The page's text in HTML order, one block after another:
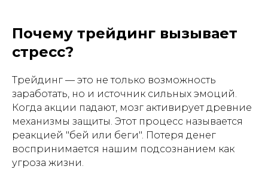
Почему трейдинг вызывает
стресс?
Трейдинг — это не только возможность
заработать, но и источник сильных эмоций.
Когда акции падают, мозг активирует древние
механизмы защиты. Этот процесс называется
реакцией "бей или беги". Потеря денег
воспринимается нашим подсознанием как
угроза жизни.